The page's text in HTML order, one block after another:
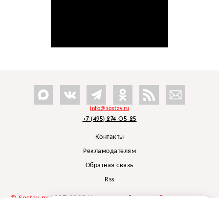
info@sostav.ru
+7 (495) 274-05-25
Контакты
Рекламодателям
Обратная связь
Rss